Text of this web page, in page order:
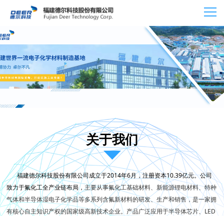
关于我们
福建德尔科技股份有限公司成立于2014年6月，注册资本10.39亿元。公司
致力于氟化工全产业链布局，主要从事氟化工基础材料、新能源锂电材料、特种
气体和半导体湿电子化学品等多系列含氟新材料的研发、生产和销售，是一家拥
有核心自主知识产权的国家级高新技术企业。产品广泛应用于半导体芯片、LED